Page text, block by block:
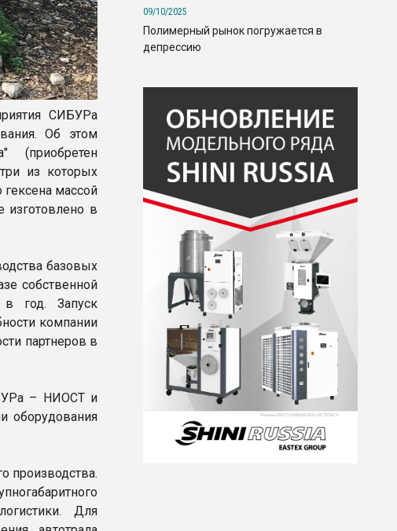
СИБУРа
Об этом
(приобретен
из которых
гексена массой
изготовлено в
базовых
собственной
год. Запуск
компании
партнеров в
– НИОСТ и
оборудования
производства.
Для
09/10/2025
Полимерный рынок погружается в
депрессию